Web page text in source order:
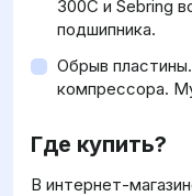
300C и Sebring
подшипника.
Обрыв
компрессора.
Где купить?
В интернет-